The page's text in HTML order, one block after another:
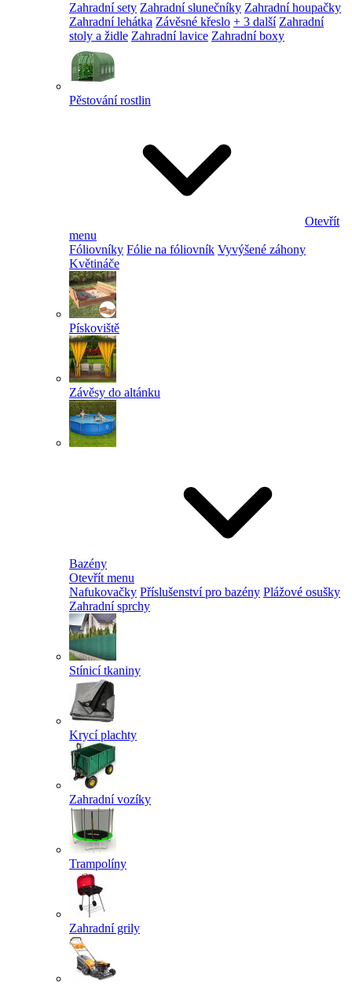
Zahradní sety Zahradní slunečníky Zahradní houpačky
Zahradní lehátka Závěsné křeslo + 3 další Zahradní
stoly a židle Zahradní lavice Zahradní boxy
Pěstování rostlin
Otevřít
menu
Fóliovníky Fólie na fóliovník Vyvýšené záhony
Květináče
Pískoviště
Závěsy do altánku
Bazény
Otevřít menu
Nafukovačky Příslušenství pro bazény Plážové osušky
Zahradní sprchy
Stínicí tkaniny
Krycí plachty
Zahradní vozíky
Trampolíny
Zahradní grily